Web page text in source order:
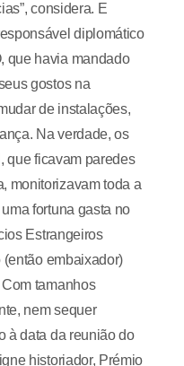
considera. E
diplomático
que havia mandado
gostos na
de instalações,
Na verdade, os
que ficavam paredes
monitorizavam toda a
fortuna gasta no
Estrangeiros
(então embaixador)
tamanhos
nem sequer
à data da reunião do
historiador, Prémio